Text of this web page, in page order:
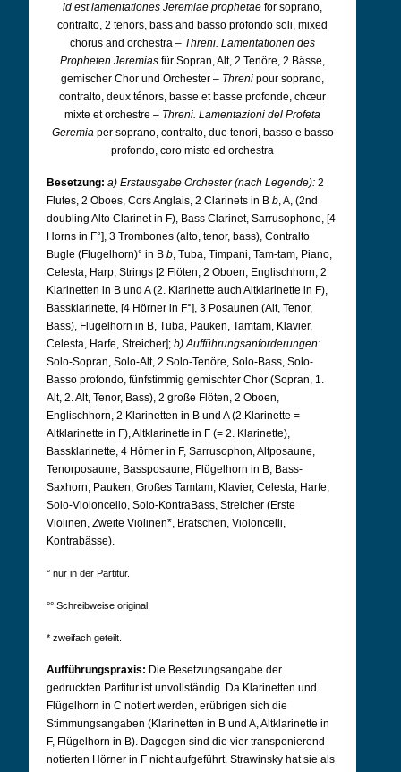
id est lamentationes Jeremiae prophetae for soprano,
contralto, 2 tenors, bass and basso profondo soli, mixed
chorus and orchestra – Threni. Lamentationen des
Propheten Jeremias für Sopran, Alt, 2 Tenöre, 2 Bässe,
gemischer Chor und Orchester – Threni pour soprano,
contralto, deux ténors, basse et basse profonde, chœur
mixte et orchestre – Threni. Lamentazioni del Profeta
Geremiaper soprano, contralto, due tenori, basso e basso
profondo, coro misto ed orchestra
Besetzung: a) Erstausgabe Orchester (nach Legende): 2
Flutes, 2 Oboes, Cors Anglais, 2 Clarinets in B b, A, (2nd
doubling Alto Clarinet in F), Bass Clarinet, Sarrusophone, [4
Horns in F°], 3 Trombones (alto, tenor, bass), Contralto
Bugle (Flugelhorn)° in B b, Tuba, Timpani, Tam-tam, Piano,
Celesta, Harp, Strings [2 Flöten, 2 Oboen, Englischhorn, 2
Klarinetten in B und A (2. Klarinette auch Altklarinette in F),
Bassklarinette, [4 Hörner in F°], 3 Posaunen (Alt, Tenor,
Bass), Flügelhorn in B, Tuba, Pauken, Tamtam, Klavier,
Celesta, Harfe, Streicher]; b) Aufführungsanforderungen:
Solo-Sopran, Solo-Alt, 2 Solo-Tenöre, Solo-Bass, Solo-
Basso profondo, fünfstimmig gemischter Chor (Sopran, 1.
Alt, 2. Alt, Tenor, Bass), 2 große Flöten, 2 Oboen,
Englischhorn, 2 Klarinetten in B und A (2.Klarinette =
Altklarinette in F), Altklarinette in F (= 2. Klarinette),
Bassklarinette, 4 Hörner in F, Sarrusophon, Altposaune,
Tenorposaune, Bassposaune, Flügelhorn in B, Bass-
Saxhorn, Pauken, Großes Tamtam, Klavier, Celesta, Harfe,
Solo-Violoncello, Solo-KontraBass, Streicher (Erste
Violinen, Zweite Violinen*, Bratschen, Violoncelli,
Kontrabässe).
° nur in der Partitur.
°° Schreibweise original.
* zweifach geteilt.
Aufführungspraxis: Die Besetzungsangabe der
gedruckten Partitur ist unvollständig. Da Klarinetten und
Flügelhorn in C notiert werden, erübrigen sich die
Stimmungsangaben (Klarinetten in B und A, Altklarinette in
F, Flügelhorn in B). Dagegen sind die vier transponierend
notierten Hörner in F nicht aufgeführt. Strawinsky hat sie als